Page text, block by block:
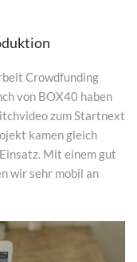
Crowdfunding
von BOX40 haben
zum Startnext
kamen gleich
Mit einem gut
wir sehr mobil an